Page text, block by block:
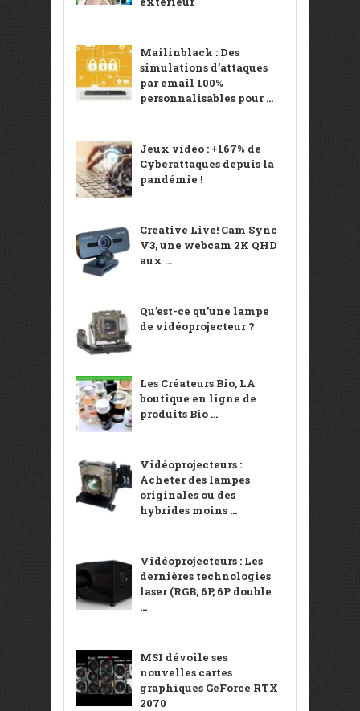
Mailinblack : Des
simulations d’attaques
par email 100%
personnalisables pour ...
Jeux vidéo : +167% de
Cyberattaques depuis la
pandémie !
Creative Live! Cam Sync
V3, une webcam 2K QHD
aux ...
Qu’est-ce qu’une lampe
de vidéoprojecteur ?
Les Créateurs Bio, LA
boutique en ligne de
produits Bio ...
Vidéoprojecteurs :
Acheter des lampes
originales ou des
hybrides moins ...
Vidéoprojecteurs : Les
dernières technologies
laser (RGB, 6P, 6P double
...
MSI dévoile ses
nouvelles cartes
graphiques GeForce RTX
2070